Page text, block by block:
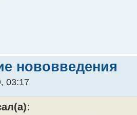
нововведения
03:17